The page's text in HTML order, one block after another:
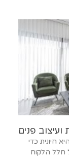
ועיצוב פנים
חיונית כדי
חלל הלקוח